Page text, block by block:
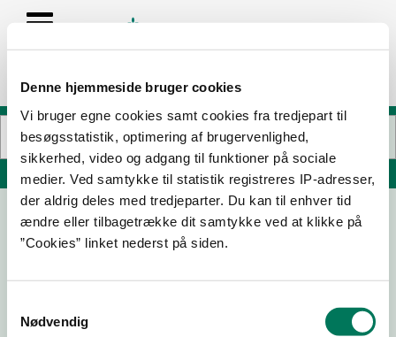
Denne hjemmeside bruger cookies
Vi bruger egne cookies samt cookies fra tredjepart til
besøgsstatistik, optimering af brugervenlighed,
sikkerhed, video og adgang til funktioner på sociale
medier. Ved samtykke til statistik registreres IP-adresser,
der aldrig deles med tredjeparter. Du kan til enhver tid
ændre eller tilbagetrække dit samtykke ved at klikke på
”Cookies” linket nederst på siden.
Nødvendig
Søg på adresse, postnummer, by, firmanavn